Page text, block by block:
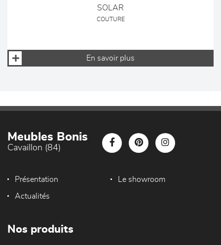
SOLAR
COUTURE
En savoir plus
Meubles Bonis
Cavaillon (84)
Présentation Le showroom
Actualités
Nos produits